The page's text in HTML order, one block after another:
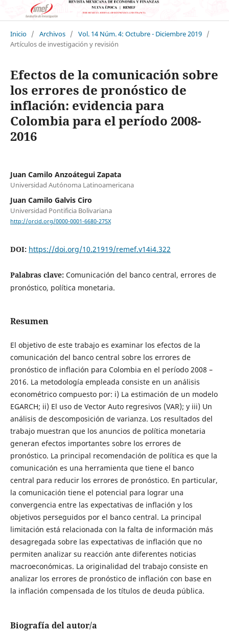
Inicio / Archivos / Vol. 14 Núm. 4: Octubre - Diciembre 2019 /
Artículos de investigación y revisión
Efectos de la comunicación sobre
los errores de pronóstico de
inflación: evidencia para
Colombia para el período 2008-
2016
Juan Camilo Anzoátegui Zapata
Universidad Autónoma Latinoamericana
Juan Camilo Galvis Ciro
Universidad Pontificia Bolivariana
http://orcid.org/0000-0001-6680-275X
DOI: https://doi.org/10.21919/remef.v14i4.322
Palabras clave: Comunicación del banco central, errores de
pronóstico, política monetaria.
Resumen
El objetivo de este trabajo es examinar los efectos de la
comunicación del banco central sobre los errores de
pronóstico de inflación para Colombia en el período 2008 –
2016. La metodología empleada consiste en un análisis
econométrico compuesto por: i) La estimación de un modelo
EGARCH; ii) El uso de Vector Auto regresivos (VAR); y iii) Un
análisis de descomposición de varianza. Los resultados del
trabajo muestran que los anuncios de política monetaria
generan efectos importantes sobre los errores de
pronóstico. La principal recomendación de política es que la
comunicación es una herramienta que tiene el banco
central para reducir los errores de pronóstico. En particular,
la comunicación tiene el potencial para lograr una
convergencia entre las expectativas de inflación y los
objetivos perseguidos por el banco central. La principal
limitación está relacionada con la falta de información más
desagregada sobre las expectativas de inflación que no
permiten analizar su reacción ante diferentes noticias
macroeconómicas. La originalidad del trabajo consiste en
analizar los errores de pronóstico de inflación con base en
la inflación compensada de los títulos de deuda pública.
Biografía del autor/a